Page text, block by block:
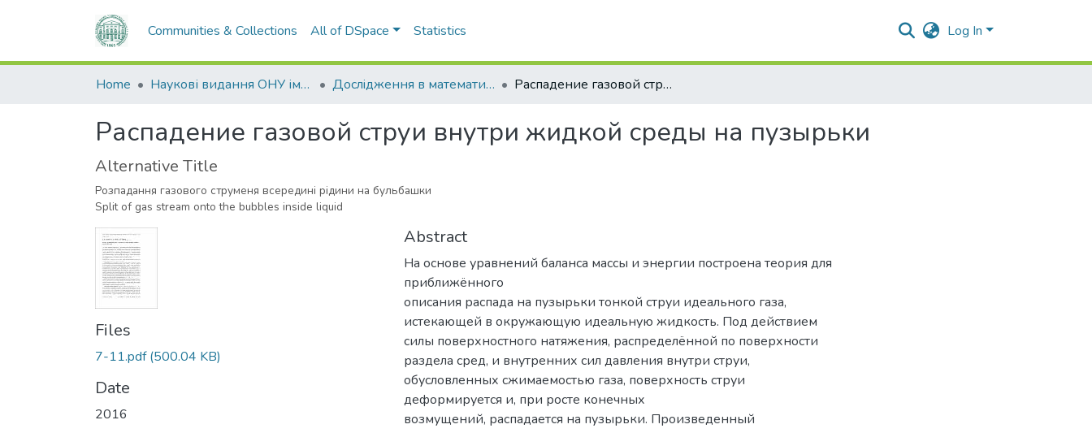
Communities & Collections All of DSpace Statistics Log In
Home Наукові видання ОНУ імені І. І. Мечникова Дослiдження в математицi i механiцi Распадение газовой струи внутри жидкой среды на пузырьки
Распадение газовой струи внутри жидкой среды на пузырьки
Alternative Title
Розпадання газового струменя всерединi рiдини на бульбашки
Split of gas stream onto the bubbles inside liquid
Files
7-11.pdf(500.04 KB)
Date
2016
Abstract
На основе уравнений баланса массы и энергии построена теория для
приближённого
описания распада на пузырьки тонкой струи идеального газа,
истекающей в окружающую идеальную жидкость. Под действием
силы поверхностного натяжения, распределённой по поверхности
раздела сред, и внутренних сил давления внутри струи,
обусловленных сжимаемостью газа, поверхность струи
деформируется и, при росте конечных
возмущений, распадается на пузырьки. Произведенный